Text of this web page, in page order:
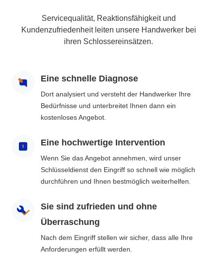
Servicequalität, Reaktionsfähigkeit und
Kundenzufriedenheit leiten unsere Handwerker bei
ihren Schlossereinsätzen.
Eine schnelle Diagnose
Dort analysiert und versteht der Handwerker Ihre
Bedürfnisse und unterbreitet Ihnen dann ein
kostenloses Angebot.
Eine hochwertige Intervention
Wenn Sie das Angebot annehmen, wird unser
Schlüsseldienst den Eingriff so schnell wie möglich
durchführen und Ihnen bestmöglich weiterhelfen.
Sie sind zufrieden und ohne
Überraschung
Nach dem Eingriff stellen wir sicher, dass alle Ihre
Anforderungen erfüllt werden.